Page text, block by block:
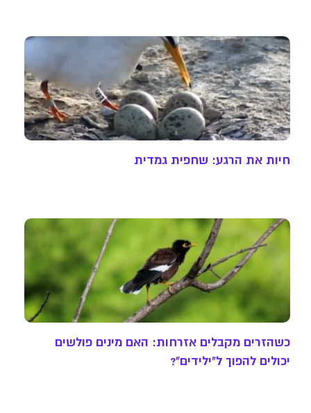
חיות את הרגע: שחפית גמדית
כשהזרים מקבלים אזרחות: האם מינים פולשים
יכולים להפוך ל"ילידים"?